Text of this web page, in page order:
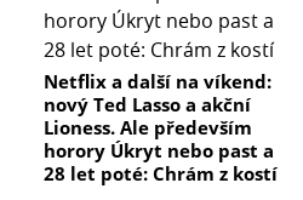
Netflix a další na víkend:
nový Ted Lasso a akční
Lioness. Ale především
horory Úkryt nebo past a
28 let poté: Chrám z kostí